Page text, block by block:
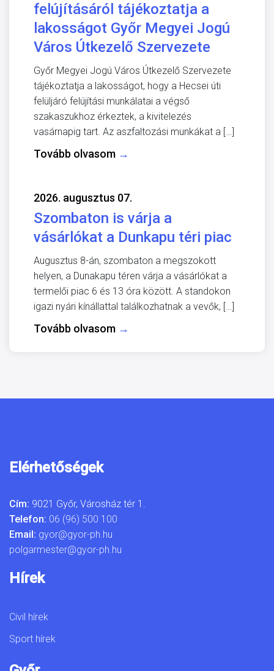
felújításáról tájékoztatja a
lakosságot Győr Megyei Jogú
Város Útkezelő Szervezete
Győr Megyei Jogú Város Útkezelő Szervezete
tájékoztatja a lakosságot, hogy a Hecsei úti
felüljáró felújítási munkálatai a végső
szakaszukhoz érkeztek, a kivitelezés
vasárnapig tart. Az aszfaltozási munkákat a […]
Tovább olvasom →
2026. augusztus 07.
Szombaton is várja a
vásárlókat a Dunkapu téri piac
Augusztus 8-án, szombaton a megszokott
helyen, a Dunakapu téren várja a vásárlókat a
termelői piac 6 és 13 óra között. A standokon
igazi nyári kínállattal találkozhatnak a vevők, […]
Tovább olvasom →
Elérhetőségek
Cím: 9021 Győr, Városház tér 1.
Telefon: 06 (96) 500 100
Email: gyor@gyor-ph.hu
polgarmester@gyor-ph.hu
Hírek
Civil hírek
Sport hírek